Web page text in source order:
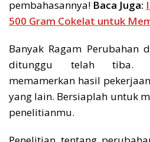
pembahasannya! Baca Juga:
500 Gram Cokelat untuk
Banyak Ragam Perubahan
ditunggu telah tiba.
memamerkan hasil
yang lain. Bersiaplah untuk
penelitianmu.